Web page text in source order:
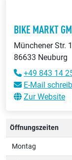
BIKE MARKT
Münchener Str.
86633 Neuburg
+49 843 14
E-Mail
Zur Website
Öffnungszeiten
Montag